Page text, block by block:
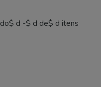
d -$ d de$ d itens